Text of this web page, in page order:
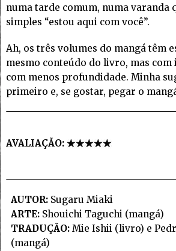
numa tarde comum, numa varanda
simples “estou aqui com você”.
Ah, os três volumes do mangá têm
mesmo conteúdo do livro, mas com
com menos profundidade. Minha
primeiro e, se gostar, pegar o
AVALIAÇÃO:
AUTOR:Sugaru Miaki
ARTE:Shouichi Taguchi (mangá)
TRADUÇÃO:Mie Ishii (livro) e
(mangá)